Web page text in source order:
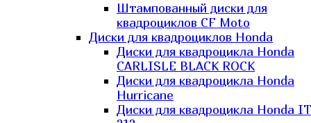
Штампованный диски для
квадроциклов CF Moto
Диски для квадроциклов Honda
Диски для квадроцикла Honda
CARLISLE BLACK ROCK
Диски для квадроцикла Honda
Hurricane
Диски для квадроцикла Honda